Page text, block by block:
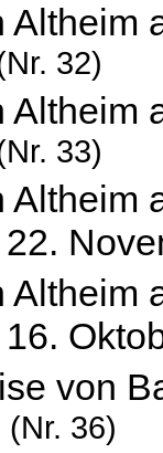
Altheim
32)
Altheim
33)
Altheim
22.
Altheim
16.
von
(Nr. 36)